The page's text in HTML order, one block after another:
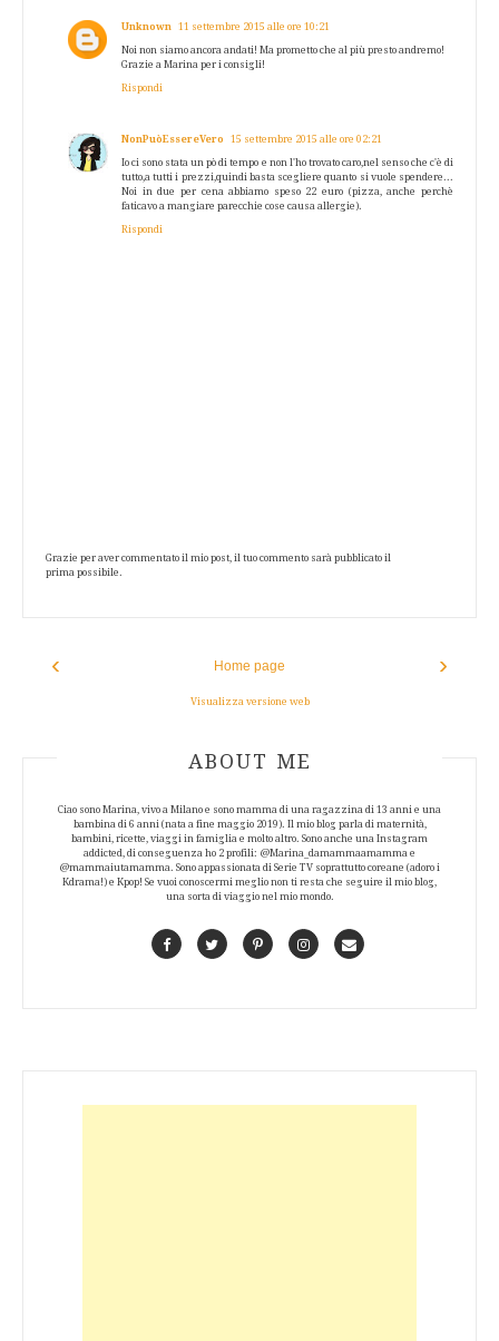
Unknown 11 settembre 2015 alle ore 10:21
Noi non siamo ancora andati! Ma prometto che al più presto andremo!
Grazie a Marina per i consigli!
Rispondi
NonPuòEssereVero 15 settembre 2015 alle ore 02:21
Io ci sono stata un pò di tempo e non l'ho trovato caro,nel senso che c'è di
tutto,a tutti i prezzi,quindi basta scegliere quanto si vuole spendere...
Noi in due per cena abbiamo speso 22 euro (pizza, anche perchè
faticavo a mangiare parecchie cose causa allergie).
Rispondi
Grazie per aver commentato il mio post, il tuo commento sarà pubblicato il
prima possibile.
‹ ›
Home page
Visualizza versione web
ABOUT AUTHOR
ABOUT ME
Ciao sono Marina, vivo a Milano e sono mamma di una ragazzina di 13 anni e una
bambina di 6 anni (nata a fine maggio 2019). Il mio blog parla di maternità,
bambini, ricette, viaggi in famiglia e molto altro. Sono anche una Instagram
addicted, di conseguenza ho 2 profili: @Marina_damammaamamma e
@mammaiutamamma. Sono appassionata di Serie TV soprattutto coreane (adoro i
Kdrama!) e Kpop! Se vuoi conoscermi meglio non ti resta che seguire il mio blog,
una sorta di viaggio nel mio mondo.
FacebookTwitterPinterestInstagramContact